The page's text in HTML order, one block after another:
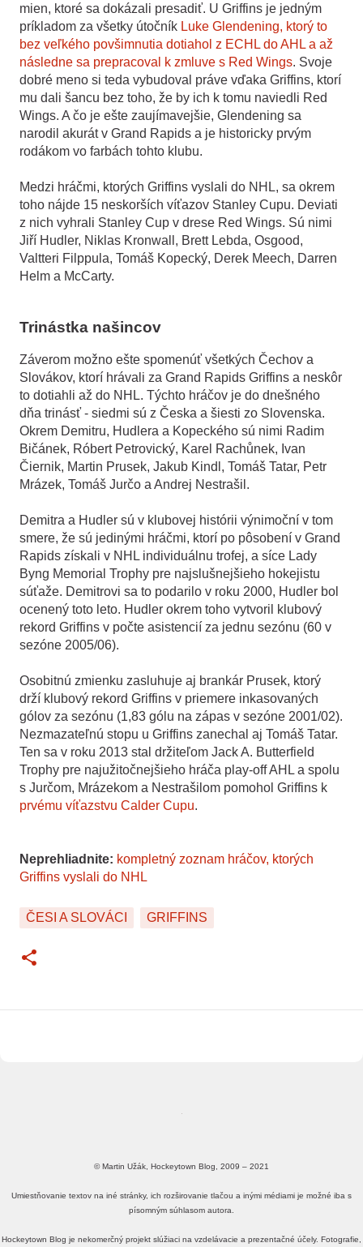
mien, ktoré sa dokázali presadiť. U Griffins je jedným
príkladom za všetky útočník Luke Glendening, ktorý to
bez veľkého povšimnutia dotiahol z ECHL do AHL a až
následne sa prepracoval k zmluve s Red Wings. Svoje
dobré meno si teda vybudoval práve vďaka Griffins, ktorí
mu dali šancu bez toho, že by ich k tomu naviedli Red
Wings. A čo je ešte zaujímavejšie, Glendening sa
narodil akurát v Grand Rapids a je historicky prvým
rodákom vo farbách tohto klubu.
Medzi hráčmi, ktorých Griffins vyslali do NHL, sa okrem
toho nájde 15 neskorších víťazov Stanley Cupu. Deviati
z nich vyhrali Stanley Cup v drese Red Wings. Sú nimi
Jiří Hudler, Niklas Kronwall, Brett Lebda, Osgood,
Valtteri Filppula, Tomáš Kopecký, Derek Meech, Darren
Helm a McCarty.
Trinástka našincov
Záverom možno ešte spomenúť všetkých Čechov a
Slovákov, ktorí hrávali za Grand Rapids Griffins a neskôr
to dotiahli až do NHL. Týchto hráčov je do dnešného
dňa trinásť - siedmi sú z Česka a šiesti zo Slovenska.
Okrem Demitru, Hudlera a Kopeckého sú nimi Radim
Bičánek, Róbert Petrovický, Karel Rachůnek, Ivan
Čiernik, Martin Prusek, Jakub Kindl, Tomáš Tatar, Petr
Mrázek, Tomáš Jurčo a Andrej Nestrašil.
Demitra a Hudler sú v klubovej histórii výnimoční v tom
smere, že sú jedinými hráčmi, ktorí po pôsobení v Grand
Rapids získali v NHL individuálnu trofej, a síce Lady
Byng Memorial Trophy pre najslušnejšieho hokejistu
súťaže. Demitrovi sa to podarilo v roku 2000, Hudler bol
ocenený toto leto. Hudler okrem toho vytvoril klubový
rekord Griffins v počte asistencií za jednu sezónu (60 v
sezóne 2005/06).
Osobitnú zmienku zasluhuje aj brankár Prusek, ktorý
drží klubový rekord Griffins v priemere inkasovaných
gólov za sezónu (1,83 gólu na zápas v sezóne 2001/02).
Nezmazateľnú stopu u Griffins zanechal aj Tomáš Tatar.
Ten sa v roku 2013 stal držiteľom Jack A. Butterfield
Trophy pre najužitočnejšieho hráča play-off AHL a spolu
s Jurčom, Mrázekom a Nestrašilom pomohol Griffins k
prvému víťazstvu Calder Cupu.
Neprehliadnite: kompletný zoznam hráčov, ktorých
Griffins vyslali do NHL
ČESI A SLOVÁCI GRIFFINS
© Martin Užák, Hockeytown Blog, 2009 – 2021
Umiestňovanie textov na iné stránky, ich rozširovanie tlačou a inými médiami je možné iba s
písomným súhlasom autora.
Hockeytown Blog je nekomerčný projekt slúžiaci na vzdelávacie a prezentačné účely. Fotografie,